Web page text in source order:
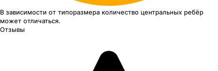
В зависимости от типоразмера количество центральных ребёр
может отличаться.
Отзывы